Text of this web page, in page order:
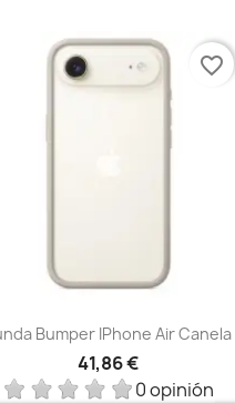
Vista rápida
Bumper IPhone Air Canela
41,86 €
0 opinión
favorite_border